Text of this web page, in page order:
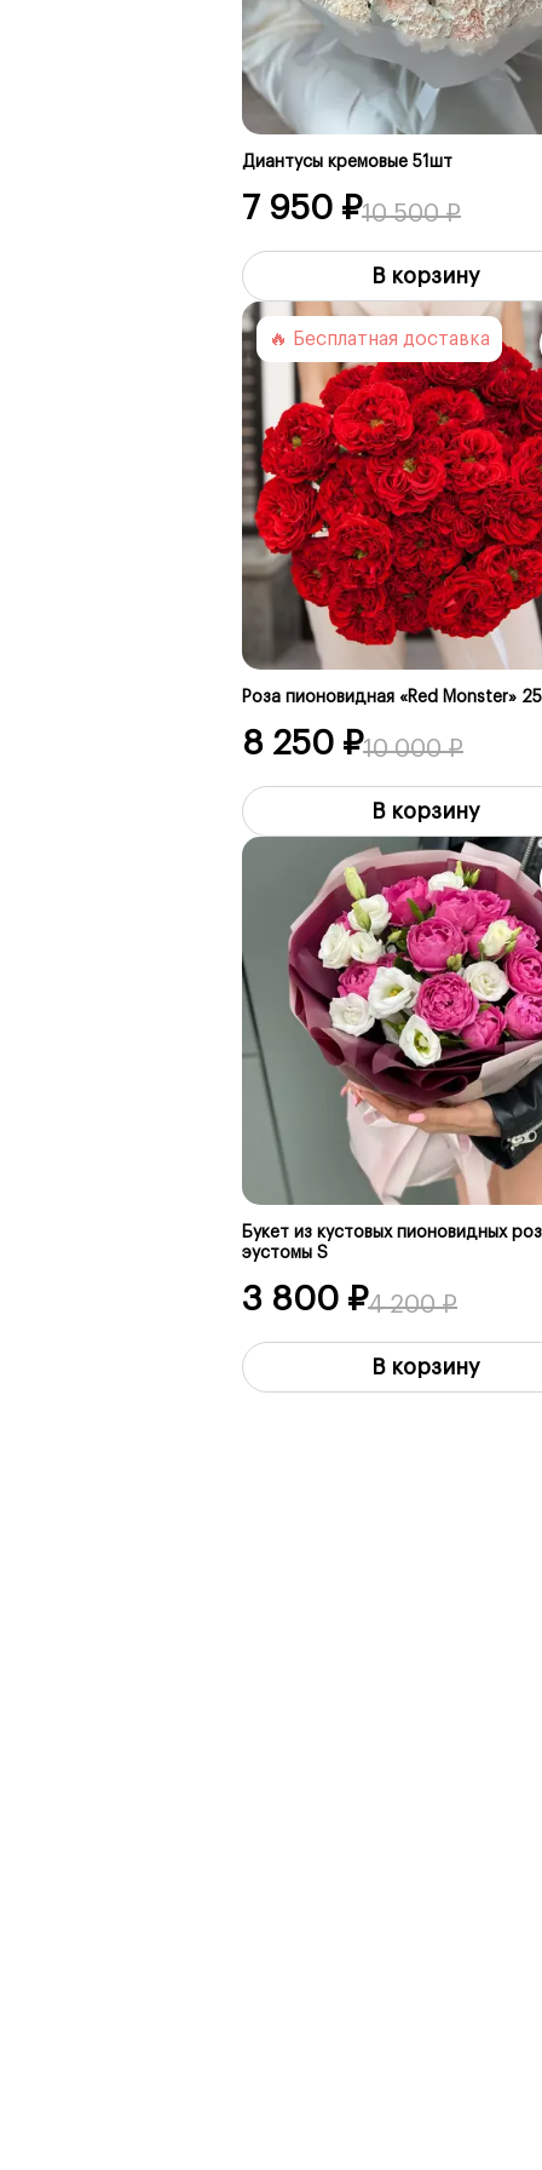
Диантусы кремовые 51шт
7 950 ₽10 500 ₽
В корзину
🔥 Бесплатная доставка
Роза пионовидная «Red Monster»
8 250 ₽10 000 ₽
В корзину
Букет из кустовых пионовидных
эустомы S
3 800 ₽4 200 ₽
В корзину